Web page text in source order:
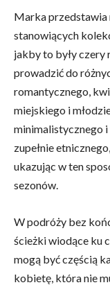
Marka przedstawia
stanowiących
jakby to były czery
prowadzić do
romantycznego,
miejskiego i
minimalistycznego
zupełnie
ukazując w ten
sezonów.
W podróży bez
ścieżki wiodące ku
mogą być częścią
kobietę, która nie